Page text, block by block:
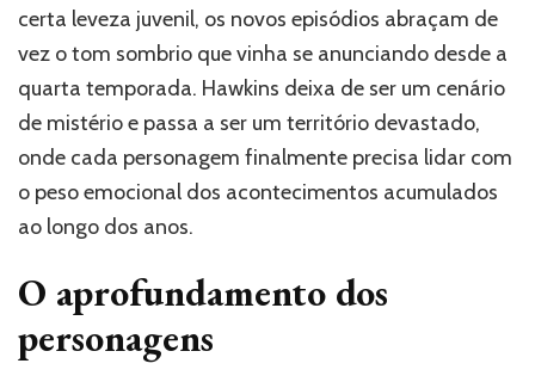
certa leveza juvenil, os novos episódios abraçam de
vez o tom sombrio que vinha se anunciando desde a
quarta temporada. Hawkins deixa de ser um cenário
de mistério e passa a ser um território devastado,
onde cada personagem finalmente precisa lidar com
o peso emocional dos acontecimentos acumulados
ao longo dos anos.
O aprofundamento dos
personagens